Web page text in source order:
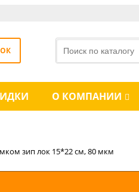
О КОМПАНИИ
зип лок 15*22 см, 80 мкм